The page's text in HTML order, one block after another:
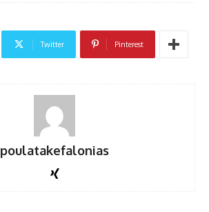
Twitter Pinterest
poulatakefalonias